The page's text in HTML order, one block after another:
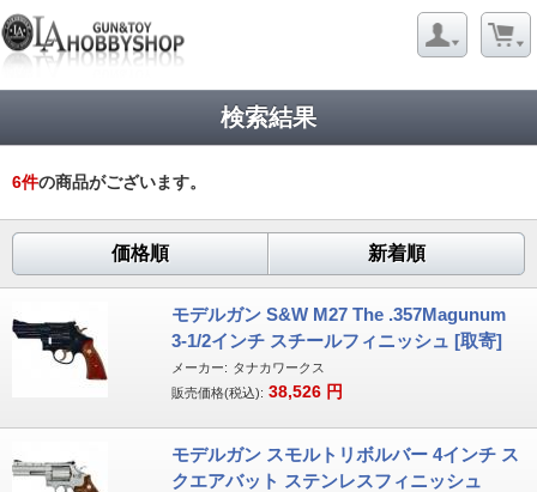
検索結果
6件の商品がございます。
価格順 新着順
モデルガン S&W M27 The .357Magunum
3-1/2インチ スチールフィニッシュ [取寄]
メーカー: タナカワークス
販売価格(税込): 38,526 円
モデルガン スモルトリボルバー 4インチ ス
クエアバット ステンレスフィニッシュ